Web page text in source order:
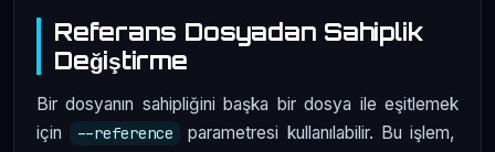
Referans Dosyadan Sahiplik
Değiştirme
Bir dosyanın sahipliğini başka bir dosya ile eşitlemek
için
--reference
parametresi kullanılabilir. Bu işlem,